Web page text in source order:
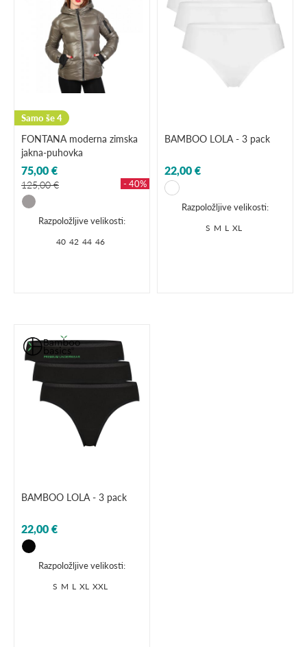
Samo še 4
FONTANA moderna zimska
jakna-puhovka
75,00 €
125,00 € - 40%
Razpoložljive velikosti:
40 42 44 46
BAMBOO LOLA - 3 pack
22,00 €
Razpoložljive velikosti:
S M L XL
BAMBOO LOLA - 3 pack
22,00 €
Razpoložljive velikosti:
S M L XL XXL